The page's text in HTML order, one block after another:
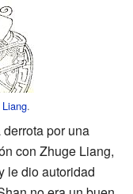
.
por una
con Zhuge Liang,
le dio autoridad